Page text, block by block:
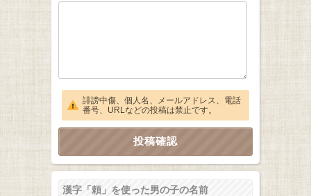
誹謗中傷、個人名、メールアドレス、電話
番号、URLなどの投稿は禁止です。
漢字「頼」を使った男の子の名前